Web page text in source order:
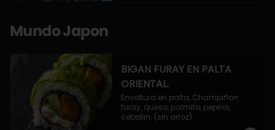
Mundo Japon
BIGAN FURAY EN PALTA
ORIENTAL.
Envoltura en palta, Champiñon
furay, queso, palmito, pepino,
cebollin. (sin arroz)